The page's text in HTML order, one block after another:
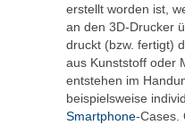
erstellt worden ist,
an den 3D-Drucker
druckt (bzw. fertigt)
aus Kunststoff oder
entstehen im
beispielsweise
Smartphone-Cases.